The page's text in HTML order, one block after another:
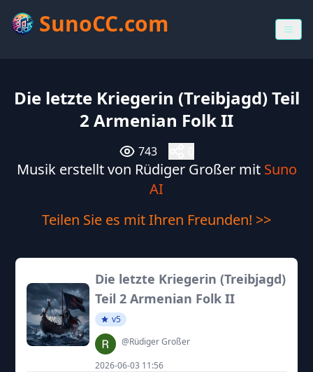
SunoCC.com
Die letzte Kriegerin (Treibjagd) Teil
2 Armenian Folk II
743
Musik erstellt von Rüdiger Großer mit Suno
AI
Teilen Sie es mit Ihren Freunden! >>
Die letzte Kriegerin (Treibjagd)
Teil 2 Armenian Folk II
v5
@Rüdiger Großer
2026-06-03 11:56